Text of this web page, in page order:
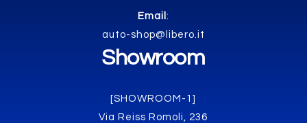
Email :
auto-shop@libero.it
Showroom
[SHOWROOM-1]
Via Reiss Romoli, 236